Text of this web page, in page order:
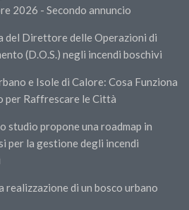
2026 - Secondo annuncio
del Direttore delle Operazioni di
(D.O.S.) negli incendi boschivi
e Isole di Calore: Cosa Funziona
per Raffrescare le Città
studio propone una roadmap in
per la gestione degli incendi
realizzazione di un bosco urbano